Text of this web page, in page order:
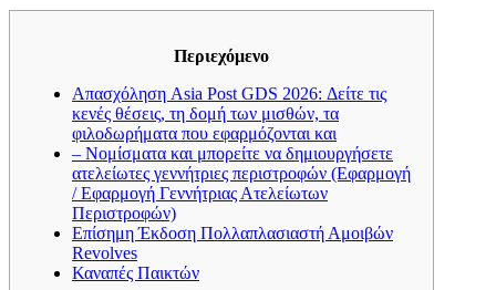
Περιεχόμενο
Απασχόληση Asia Post GDS 2026: Δείτε τις
κενές θέσεις, τη δομή των μισθών, τα
φιλοδωρήματα που εφαρμόζονται και
– Νομίσματα και μπορείτε να δημιουργήσετε
ατελείωτες γεννήτριες περιστροφών (Εφαρμογή
/ Εφαρμογή Γεννήτριας Ατελείωτων
Περιστροφών)
Επίσημη Έκδοση Πολλαπλασιαστή Αμοιβών
Revolves
Καναπές Παικτών